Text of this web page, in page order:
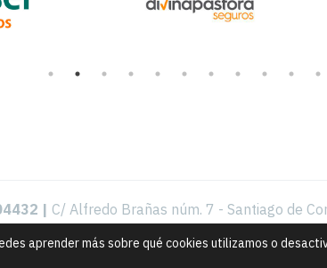
| C/ Alfredo Brañas núm. 7 - Santiago de
aprender más sobre qué cookies utilizamos o